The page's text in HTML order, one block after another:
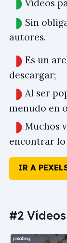
Vídeos
Sin
autores.
Es un
descargar;
Al ser
menudo en
Muchos
encontrar lo
IR A
#2